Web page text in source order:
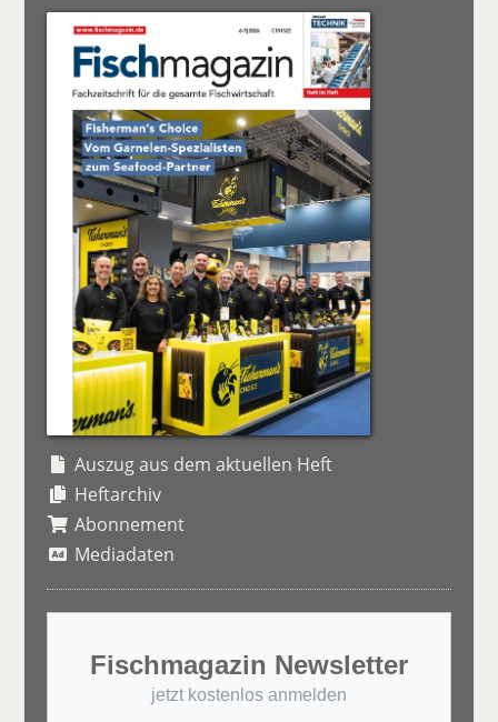
Auszug aus dem aktuellen Heft
Heftarchiv
Abonnement
Mediadaten
Fischmagazin Newsletter
jetzt kostenlos anmelden